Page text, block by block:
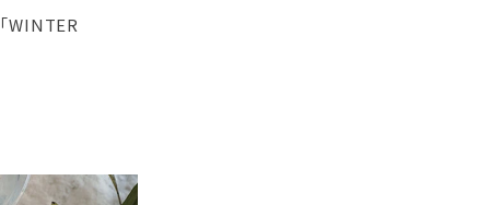
WINTER